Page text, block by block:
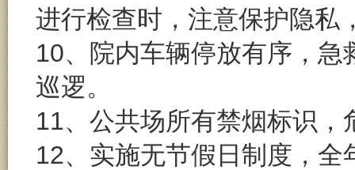
进行检查时，注意保护隐私
10、院内车辆停放有序，
巡逻。
11、公共场所有禁烟标识，
12、实施无节假日制度，全